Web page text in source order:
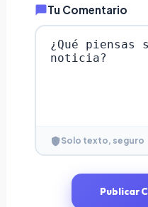
Tu Comentario
Solo texto, seguro
Publicar